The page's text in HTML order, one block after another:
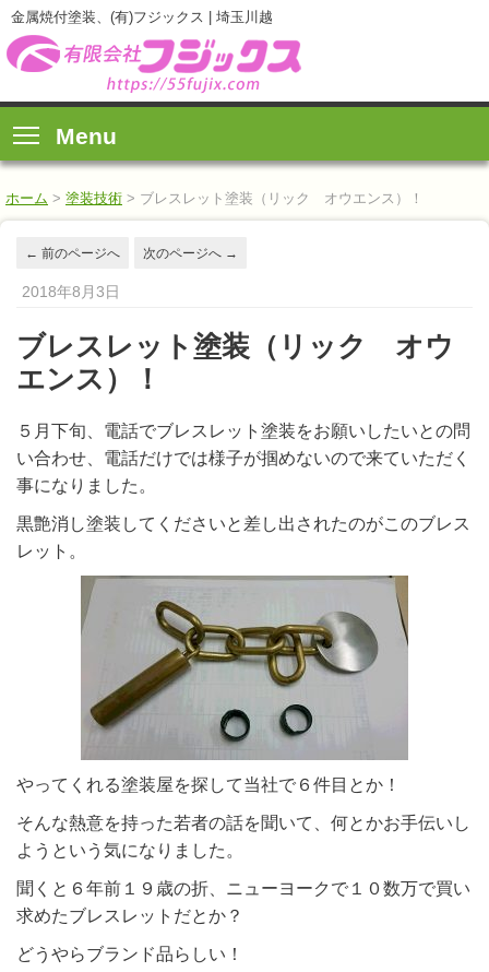
金属焼付塗装、(有)フジックス | 埼玉川越
Menu
ホーム > 塗装技術 > ブレスレット塗装（リック オウエンス）！
← 前のページへ 次のページへ →
2018年8月3日
ブレスレット塗装（リック オウ
エンス）！
５月下旬、電話でブレスレット塗装をお願いしたいとの問
い合わせ、電話だけでは様子が掴めないので来ていただく
事になりました。
黒艶消し塗装してくださいと差し出されたのがこのブレス
レット。
やってくれる塗装屋を探して当社で６件目とか！
そんな熱意を持った若者の話を聞いて、何とかお手伝いし
ようという気になりました。
聞くと６年前１９歳の折、ニューヨークで１０数万で買い
求めたブレスレットだとか？
どうやらブランド品らしい！